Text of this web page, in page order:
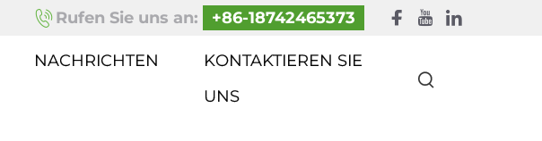
Rufen Sie uns an: +86-18742465373
NACHRICHTEN
KONTAKTIEREN SIE
UNS